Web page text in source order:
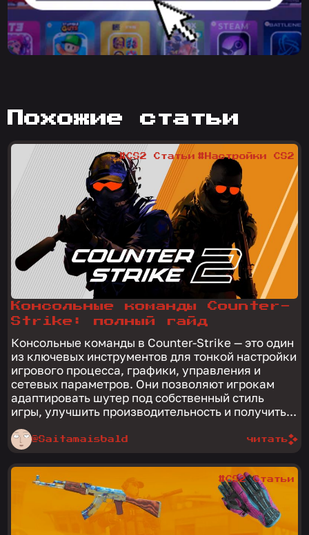
похожие статьи
Консольные команды Counter-
Strike: полный гайд
Консольные команды в Counter-Strike — это один
из ключевых инструментов для тонкой настройки
игрового процесса, графики, управления и
сетевых параметров. Они позволяют игрокам
адаптировать шутер под собственный стиль
игры, улучшить производительность и получить...
@Saitamaisbald
#CS2 Статьи #Настройки CS2
читать
#CS2 Статьи